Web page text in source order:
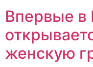
Впервые в
женскую